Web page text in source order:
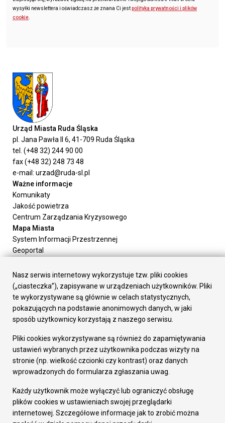
wysyłki newslettera i oświadczasz że znana Ci jestpolityka prywatności i plików
cookie
Urząd Miasta Ruda Śląska
pl. Jana Pawła II 6, 41-709 Ruda Śląska
tel. (+48 32) 244 90 00
fax (+48 32) 248 73 48
e-mail: urzad@ruda-sl.pl
Ważne informacje
Komunikaty
Jakość powietrza
Centrum Zarządzania Kryzysowego
Mapa Miasta
System Informacji Przestrzennej
Geoportal
Załatw sprawę
Prezydent Miasta
Rada Miasta
Wydziały
Elektroniczna Skrzynka Podawcza
Gospodarka
Fundusze europejskie
Środki krajowe
Oferty inwestycyjne
Pozostałe
Deklaracja dostępności
Dane osobowe
Nasz serwis internetowy wykorzystuje tzw. pliki cookies
(„ciasteczka”), zapisywane w urządzeniach użytkowników. Pliki
te wykorzystywane są głównie w celach statystycznych,
pokazujących na podstawie anonimowych danych, w jaki
sposób użytkownicy korzystają z naszego serwisu.
Pliki cookies wykorzystywane są również do zapamiętywania
ustawień wybranych przez użytkownika podczas wizyty na
stronie (np. wielkość czcionki czy kontrast) oraz danych
wprowadzonych do formularza zgłaszania uwag.
Każdy użytkownik może wyłączyć lub ograniczyć obsługę
plików cookies w ustawieniach swojej przeglądarki
internetowej. Szczegółowe informacje jak to zrobić można